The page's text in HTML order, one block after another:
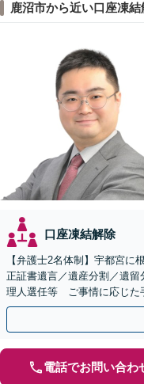
鹿沼市から近い口座凍
口座凍結解除
【弁護士2名体制】宇都宮に
正証書遺言／遺産分割／遺
理人選任等 ご事情に応じた
【当日・夜間・休日対応】
電話でお問い合わ